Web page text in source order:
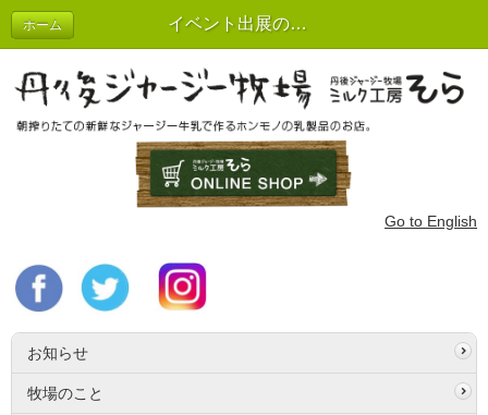
イベント出展のご案内
ホーム
Go to English
お知らせ
牧場のこと